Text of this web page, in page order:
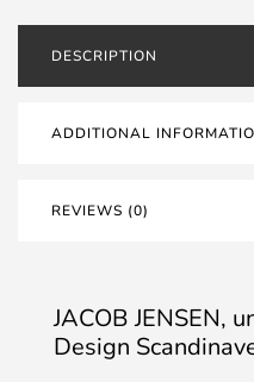
DESCRIPTION
ADDITIONAL
REVIEWS (0)
JACOB JENSEN,
Design